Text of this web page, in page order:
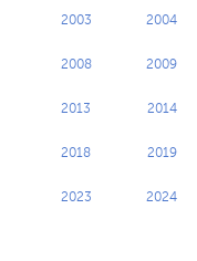
2003 2004
2008 2009
2013 2014
2018 2019
2023 2024